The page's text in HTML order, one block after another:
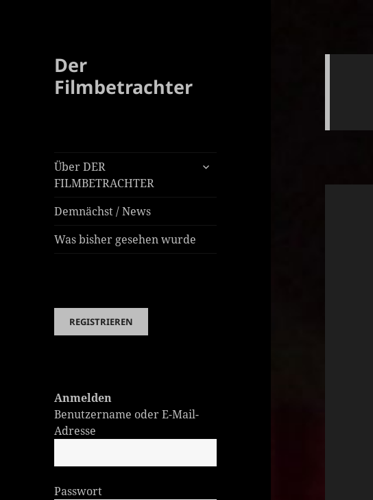
Der
Filmbetrachter
Über DER
FILMBETRACHTER
untermenü
Demnächst / News
Was bisher gesehen wurde
Anmelden
Benutzername oder E-Mail-
Adresse
Passwort